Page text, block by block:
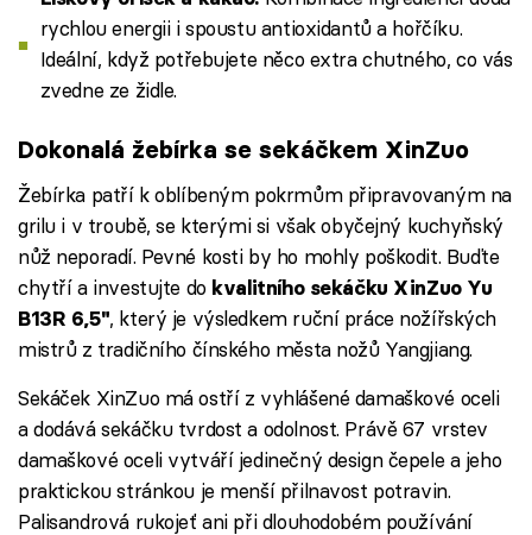
rychlou energii i spoustu antioxidantů a hořčíku.
Ideální, když potřebujete něco extra chutného, co vás
zvedne ze židle.
Dokonalá žebírka se sekáčkem XinZuo
Žebírka patří k oblíbeným pokrmům připravovaným na
grilu i v troubě, se kterými si však obyčejný kuchyňský
nůž neporadí. Pevné kosti by ho mohly poškodit. Buďte
chytří a investujte do kvalitního sekáčku XinZuo Yu
B13R 6,5", který je výsledkem ruční práce nožířských
mistrů z tradičního čínského města nožů Yangjiang.
Sekáček XinZuo má ostří z vyhlášené damaškové oceli
a dodává sekáčku tvrdost a odolnost. Právě 67 vrstev
damaškové oceli vytváří jedinečný design čepele a jeho
praktickou stránkou je menší přilnavost potravin.
Palisandrová rukojeť ani při dlouhodobém používání